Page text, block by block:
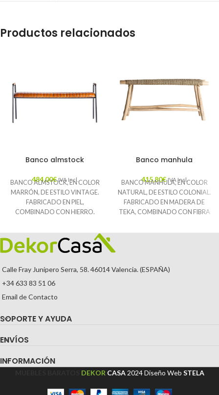
Productos relacionados
Banco almstock
484,00€ IVA Incl.
BANCO ALMSTOCK, EN COLOR
MARRÓN, DE ESTILO VINTAGE.
FABRICADO EN PIEL,
COMBINADO CON HIERRO.
Banco manhula
415,80€ IVA Incl.
BANCO MANHULA, EN COLOR
NATURAL, DE ESTILO COLONIAL.
FABRICADO EN MADERA DE
TEKA, COMBINADO CON FIBRA
🚚Envío Gratuito.
Calle Fray Junípero Serra, 58. 46014 Valencia. (ESPAÑA)
+34 633 83 51 06
Email de Contacto
SOPORTE Y AYUDA
ENVÍOS
INFORMACIÓN
DEKOR CASA 2024Diseño Web STELA